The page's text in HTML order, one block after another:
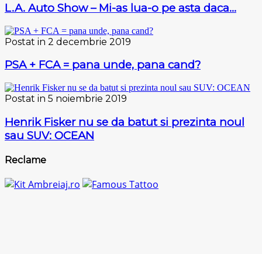
L.A. Auto Show – Mi-as lua-o pe asta daca…
Postat in 2 decembrie 2019
PSA + FCA = pana unde, pana cand?
Postat in 5 noiembrie 2019
Henrik Fisker nu se da batut si prezinta noul
sau SUV: OCEAN
Reclame